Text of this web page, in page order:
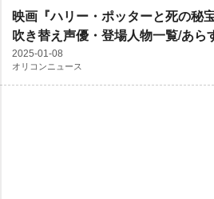
映画『ハリー・ポッターと死の秘
吹き替え声優・登場人物一覧/あら
2025-01-08
オリコンニュース